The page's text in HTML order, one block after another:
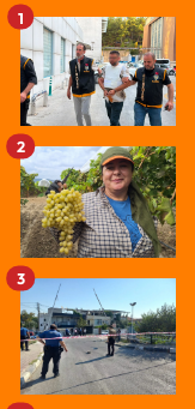
1
2
3